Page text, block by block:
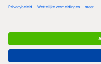
Algemene Voorwaarden & Copyrights